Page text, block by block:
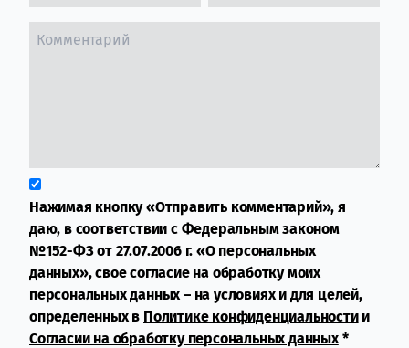
Нажимая кнопку «Отправить комментарий», я
даю, в соответствии с Федеральным законом
№152-ФЗ от 27.07.2006 г. «О персональных
данных», свое согласие на обработку моих
персональных данных – на условиях и для целей,
определенных в Политике конфиденциальностии
Согласии на обработку персональных данных*